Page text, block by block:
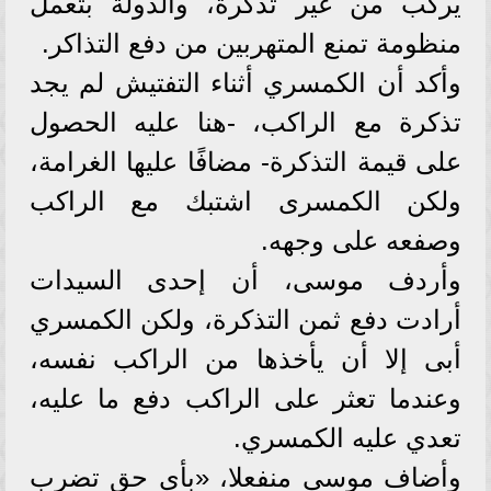
منظومة تمنع المتهربين من دفع التذاكر.
وأكد أن الكمسري أثناء التفتيش لم يجد
تذكرة مع الراكب، -هنا عليه الحصول
على قيمة التذكرة- مضافًا عليها الغرامة،
ولكن الكمسرى اشتبك مع الراكب
وصفعه على وجهه.
وأردف موسى، أن إحدى السيدات
أرادت دفع ثمن التذكرة، ولكن الكمسري
أبى إلا أن يأخذها من الراكب نفسه،
وعندما تعثر على الراكب دفع ما عليه،
تعدي عليه الكمسري.
وأضاف موسى منفعلا، «بأي حق تضرب